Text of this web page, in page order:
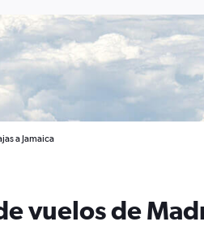
a Jamaica
vuelos de